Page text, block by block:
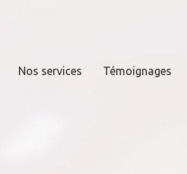
Nos services Témoignages